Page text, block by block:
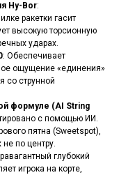
Hy-Bor:
ракетки гасит
высокую торсионную
ударах.
: Обеспечивает
ощущение «единения»
со струнной
формуле (AI String
с помощью ИИ.
пятна (Sweetspot),
по центру.
глубокий
игрока на корте,